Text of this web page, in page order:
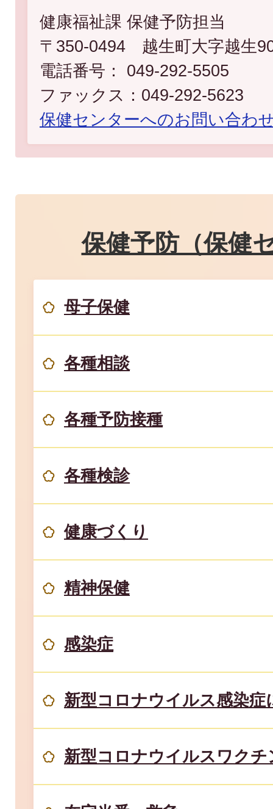
健康福祉課 保健予防担当
〒350-0494 越生町大字越生
電話番号： 049-292-5505
ファックス：049-292-5623
保健センターへのお問い合わ
保健予防（保健
母子保健
各種相談
各種予防接種
各種検診
健康づくり
精神保健
感染症
新型コロナウイルス感染症
新型コロナウイルスワク